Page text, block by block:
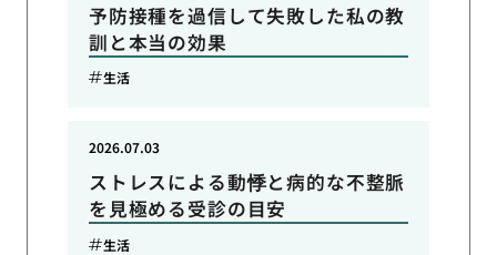
予防接種を過信して失敗した私の教
訓と本当の効果
生活
ストレスによる動悸と病的な不整脈
を見極める受診の目安
2026.07.03
生活